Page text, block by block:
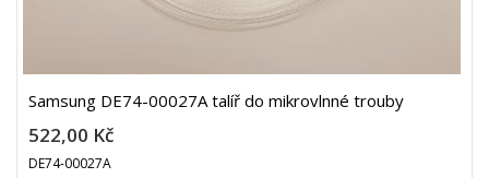
Samsung DE74-00027A talíř do mikrovlnné trouby
522,00 Kč
DE74-00027A